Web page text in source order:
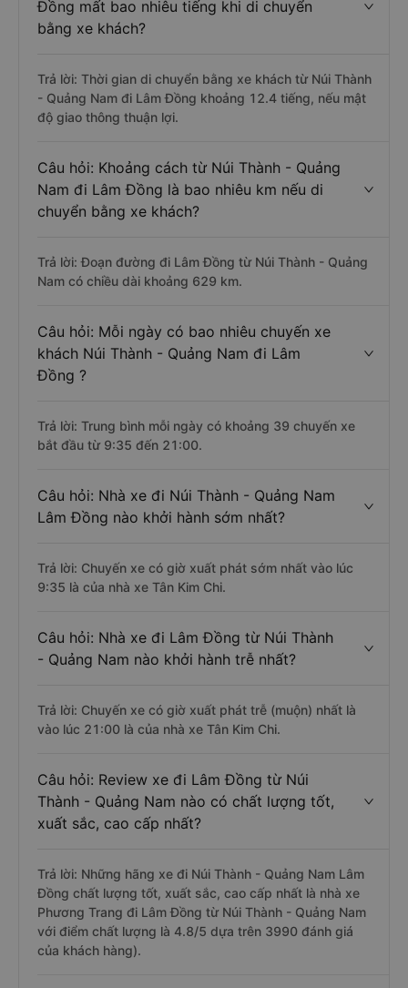
Đồng mất bao nhiêu tiếng khi di chuyển
bằng xe khách?
- Quảng Nam đi Lâm Đồng khoảng 12.4 tiếng, nếu mật
độ giao thông thuận lợi.
Nam đi Lâm Đồng là bao nhiêu km nếu di
chuyển bằng xe khách?
Trả lời: Đoạn đường đi Lâm Đồng từ Núi Thành - Quảng
Nam có chiều dài khoảng 629 km.
khách Núi Thành - Quảng Nam đi Lâm
Đồng ?
Trả lời: Trung bình mỗi ngày có khoảng 39 chuyến xe
bắt đầu từ 9:35 đến 21:00.
Câu hỏi: Nhà xe đi Núi Thành - Quảng Nam
Lâm Đồng nào khởi hành sớm nhất?
Trả lời: Chuyến xe có giờ xuất phát sớm nhất vào lúc
9:35 là của nhà xe Tân Kim Chi.
Câu hỏi: Nhà xe đi Lâm Đồng từ Núi Thành
- Quảng Nam nào khởi hành trễ nhất?
Trả lời: Chuyến xe có giờ xuất phát trễ (muộn) nhất là
vào lúc 21:00 là của nhà xe Tân Kim Chi.
Thành - Quảng Nam nào có chất lượng tốt,
xuất sắc, cao cấp nhất?
Trả lời: Những hãng xe đi Núi Thành - Quảng Nam Lâm
Đồng chất lượng tốt, xuất sắc, cao cấp nhất là nhà xe